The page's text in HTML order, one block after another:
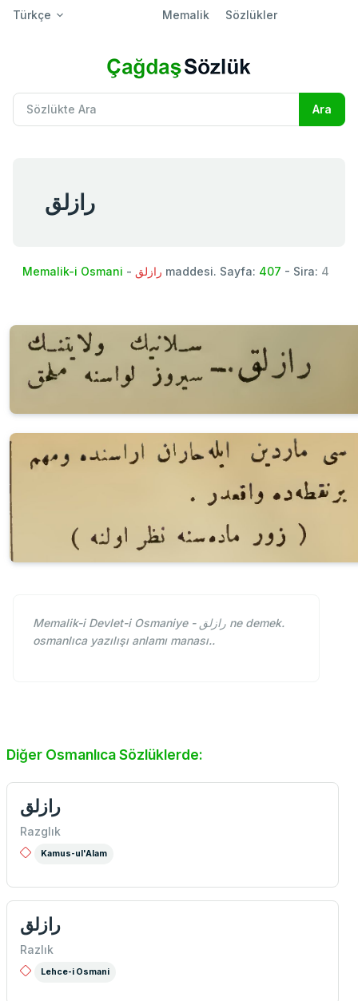
Türkçe Memalik Sözlükler
رازلق
Memalik-i Osmani - رازلق maddesi. Sayfa: 407 - Sira: 4
Memalik-i Devlet-i Osmaniye - رازلق ne demek.
osmanlıca yazılışı anlamı manası..
Diğer Osmanlıca Sözlüklerde:
رازلق
Razglık
Kamus-ul'Alam
رازلق
Razlık
Lehce-i Osmani